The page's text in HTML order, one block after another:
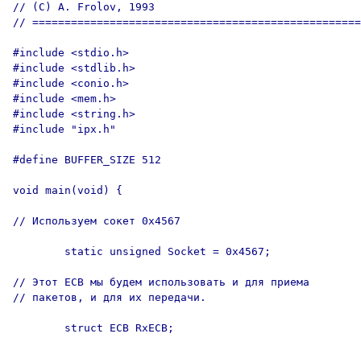
// (C) A. Frolov, 1993
// ===================================================
#include <stdio.h>
#include <stdlib.h>
#include <conio.h>
#include <mem.h>
#include <string.h>
#include "ipx.h"
#define BUFFER_SIZE 512
void main(void) {
// Используем сокет 0x4567
        static unsigned Socket = 0x4567;
// Этот ECB мы будем использовать и для приема
// пакетов, и для их передачи.
        struct ECB RxECB;